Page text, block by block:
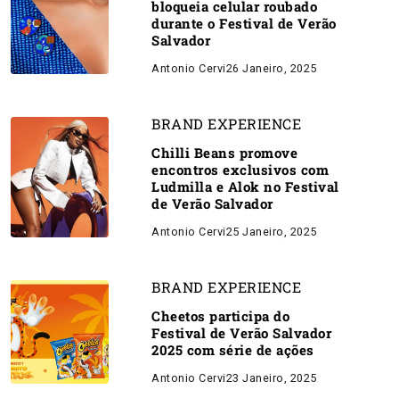
bloqueia celular roubado
durante o Festival de Verão
Salvador
Antonio Cervi26 Janeiro, 2025
BRAND EXPERIENCE
Chilli Beans promove
encontros exclusivos com
Ludmilla e Alok no Festival
de Verão Salvador
Antonio Cervi25 Janeiro, 2025
BRAND EXPERIENCE
Cheetos participa do
Festival de Verão Salvador
2025 com série de ações
Antonio Cervi23 Janeiro, 2025